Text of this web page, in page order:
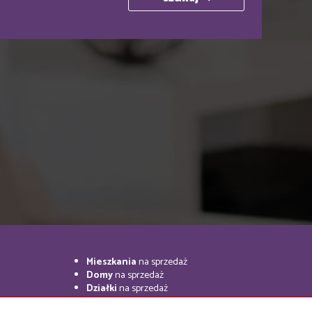
Mieszkaniana sprzedaż
Domyna sprzedaż
Działkina sprzedaż
Lokalena sprzedaż